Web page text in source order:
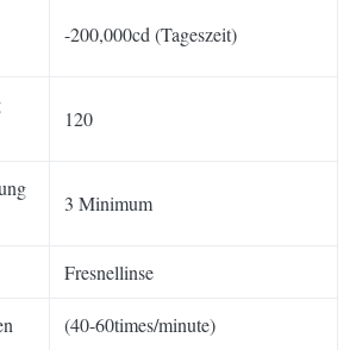
-200,000cd (Tageszeit)
120
3 Minimum
Fresnellinse
(40-60times/minute)